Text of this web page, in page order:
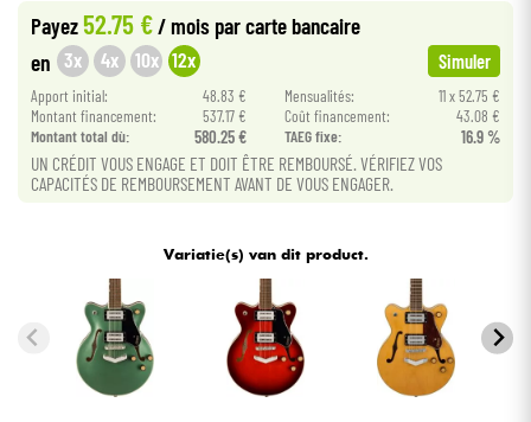
Kabels & toebehoren
HiFi
Sets
Bekijk onze merken
Payez52.75 € / mois par carte bancaire
en 3x 4x 10x 12x Simuler
Apport initial: 48.83 € Mensualités:
11 x 52.75 €
Montant financement:
537.17 € Coût financement:
43.08 €
Montant total dù:
580.25 € TAEG fixe: 16.9 %
UN CRÉDIT VOUS ENGAGE ET DOIT ÊTRE REMBOURSÉ. VÉRIFIEZ VOS
CAPACITÉS DE REMBOURSEMENT AVANT DE VOUS ENGAGER.
Variatie(s) van dit product.